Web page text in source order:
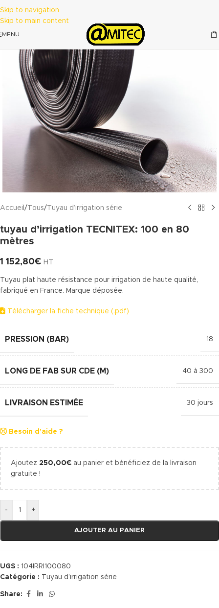
Skip to navigation
Skip to main content
MENU
Accueil / Tous/ Tuyau d’irrigation série
tuyau d’irrigation TECNITEX: 100 en 80
mètres
1 152,80€ HT
Tuyau plat haute résistance pour irrigation de haute qualité,
fabriqué en France. Marque déposée.
Télécharger la fiche technique (.pdf)
PRESSION (BAR) 18
LONG DE FAB SUR CDE (M) 40 à 300
LIVRAISON ESTIMÉE 30 jours
Besoin d'aide ?
Ajoutez 250,00€ au panier et bénéficiez de la livraison
gratuite !
- +
AJOUTER AU PANIER
UGS : 104IRRI100080
Catégorie :
Tuyau d’irrigation série
Share: